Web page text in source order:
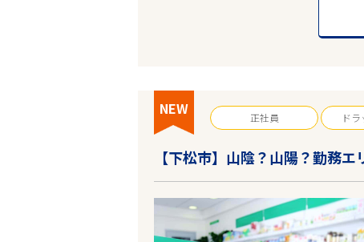
エリアで探す
中四国・九州・沖縄
NEW 正社員 ド
【下松市】山陰？山陽？勤務エ